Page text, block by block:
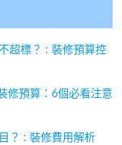
超標？ : 裝修預算控
修預算：6個必看注意
？ : 裝修費用解析